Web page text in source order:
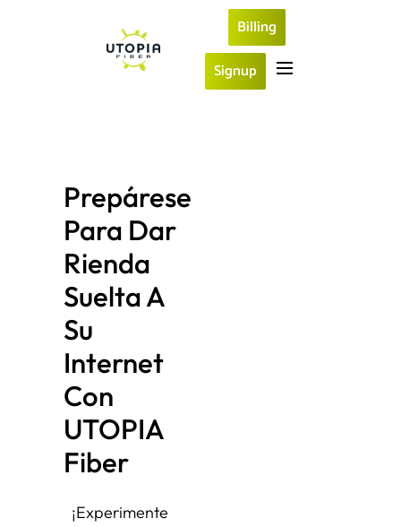
Billing
Signup
Prepárese
Para Dar
Rienda
Suelta A
Su
Internet
Con
UTOPIA
Fiber
¡Experimente